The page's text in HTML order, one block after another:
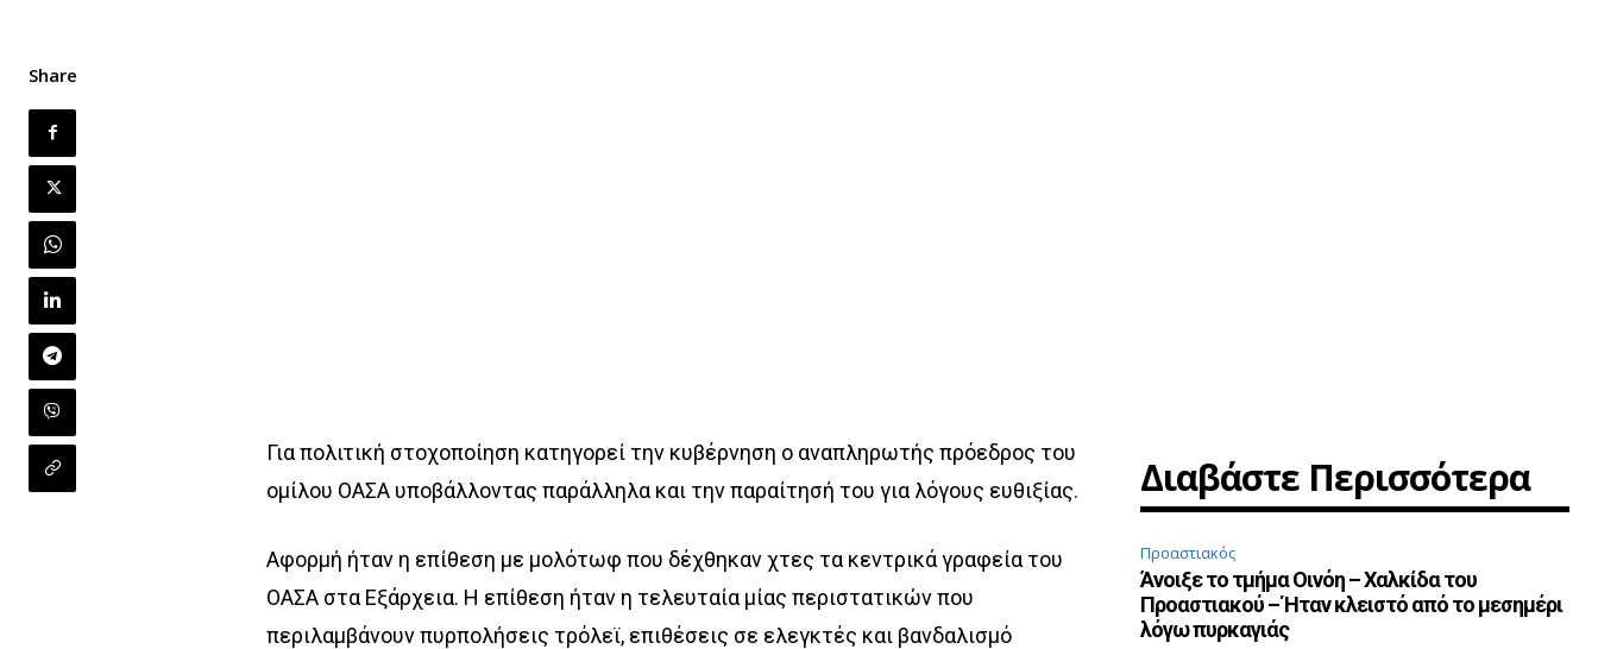
Share
Για πολιτική στοχοποίηση κατηγορεί την κυβέρνηση ο αναπληρωτής πρόεδρος του
ομίλου ΟΑΣΑ υποβάλλοντας παράλληλα και την παραίτησή του για λόγους ευθιξίας.
Αφορμή ήταν η επίθεση με μολότωφ που δέχθηκαν χτες τα κεντρικά γραφεία του
ΟΑΣΑ στα Εξάρχεια. Η επίθεση ήταν η τελευταία μίας περιστατικών που
περιλαμβάνουν πυρπολήσεις τρόλεϊ, επιθέσεις σε ελεγκτές και βανδαλισμό
Διαβάστε Περισσότερα
Προαστιακός
Άνοιξε το τμήμα Οινόη – Χαλκίδα του
Προαστιακού – Ήταν κλειστό από το μεσημέρι
λόγω πυρκαγιάς